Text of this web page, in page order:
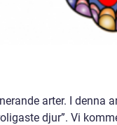
arter. I denna
djur”. Vi